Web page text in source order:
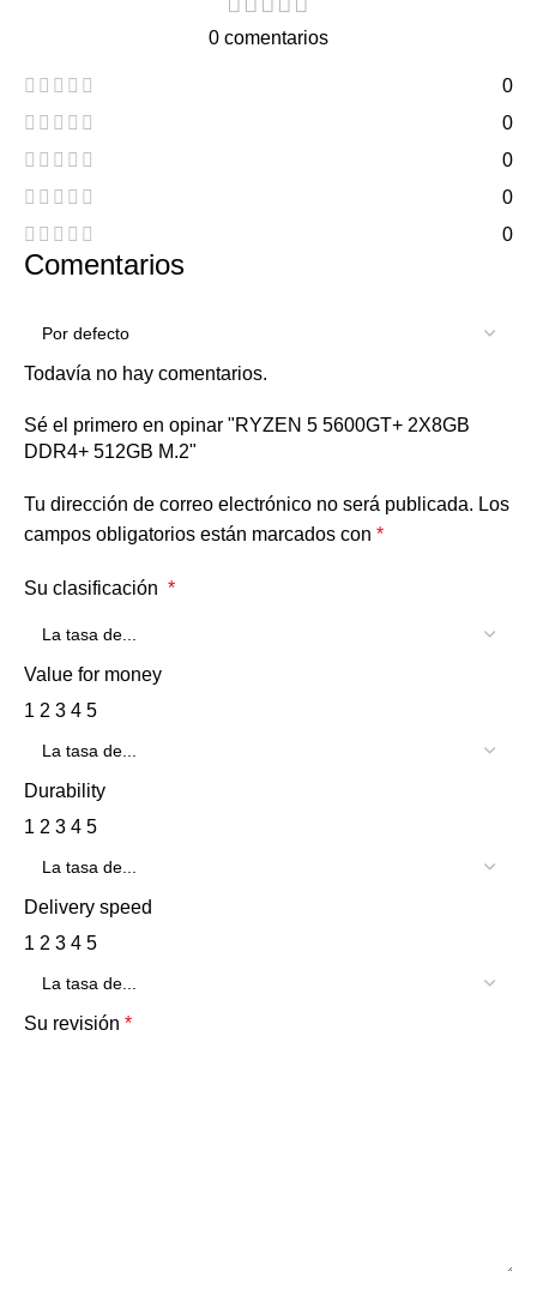
0 comentarios
0
0
0
0
0
Comentarios
Todavía no hay comentarios.
Sé el primero en opinar "RYZEN 5 5600GT+ 2X8GB
DDR4+ 512GB M.2"
Tu dirección de correo electrónico no será publicada. Los
campos obligatorios están marcados con *
Su clasificación *
Value for money
1 2 3 4 5
Durability
1 2 3 4 5
Delivery speed
1 2 3 4 5
Su revisión *